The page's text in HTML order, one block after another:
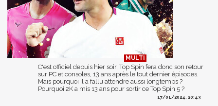
C'est officiel depuis hier soir, Top Spin fera donc son retour
sur PC et consoles, 13 ans après le tout dernier épisodes.
Mais pourquoi il a fallu attendre aussi longtemps ?
Pourquoi 2K a mis 13 ans pour sortir ce Top Spin 5 ?
17/01/2024, 20:43